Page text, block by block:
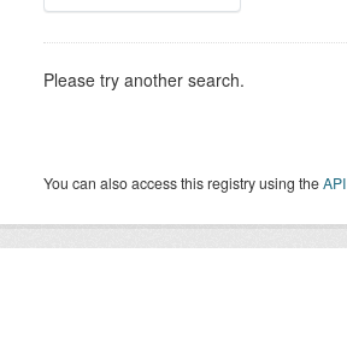
Please try another search.
You can also access this registry using theAPI